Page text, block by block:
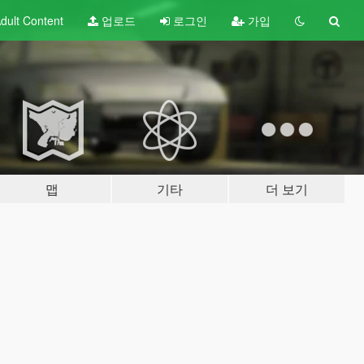
Content 업로드 로그인 가입
맵 기타 더 보기